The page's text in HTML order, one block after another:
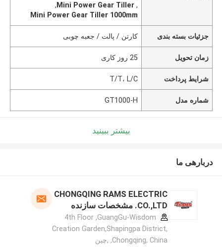
,
Mini Power Gear Tiller
,
Mini Power Gear Tiller 1000mm
جزئیات بسته بندی کارتن / پالت / جعبه چوبی
زمان تحویل 25 روز کاری
شرایط پرداخت T/T، L/C
شماره مدل GT1000-H
بیشتر ببینید
دربارهی ما
CHONGQING RAMS ELECTRIC
CO.,LTD. مشخصات سازنده
4th Floor ,GuangGu-Wisdom
Creation Garden,Shapingpa District,
Chongqing, China, ,چین